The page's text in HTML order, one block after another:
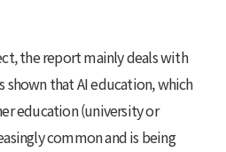
the report mainly deals with
shown that AI education, which
education (university or
common and is being